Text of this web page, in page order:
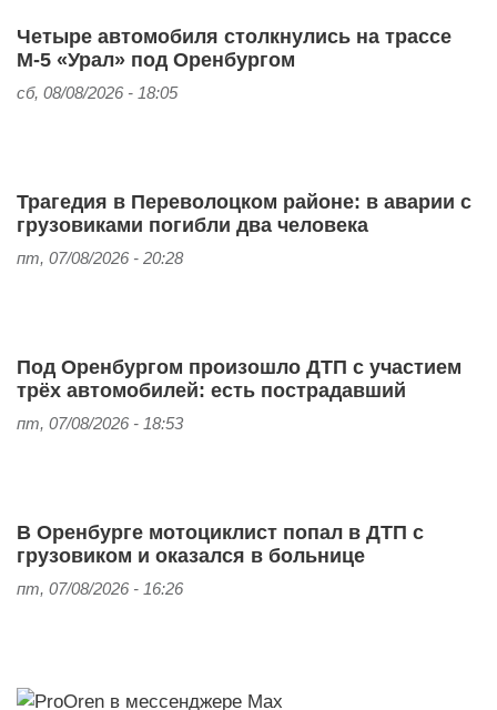
Четыре автомобиля столкнулись на трассе
М-5 «Урал» под Оренбургом
сб, 08/08/2026 - 18:05
Трагедия в Переволоцком районе: в аварии с
грузовиками погибли два человека
пт, 07/08/2026 - 20:28
Под Оренбургом произошло ДТП с участием
трёх автомобилей: есть пострадавший
пт, 07/08/2026 - 18:53
В Оренбурге мотоциклист попал в ДТП с
грузовиком и оказался в больнице
пт, 07/08/2026 - 16:26